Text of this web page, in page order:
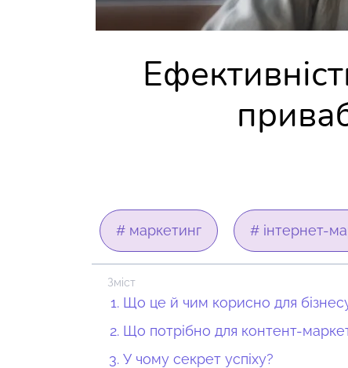
# маркетинг # інтернет-
Зміст
Що це й чим корисно для
Що потрібно для контент-
У чому секрет успіху?